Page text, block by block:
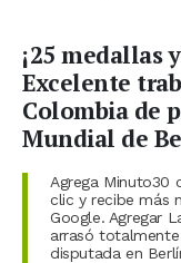
¡25 medallas
Excelente
Colombia de
Mundial de
Agrega Minuto30
clic y recibe más
Google. Agregar
arrasó
disputada en